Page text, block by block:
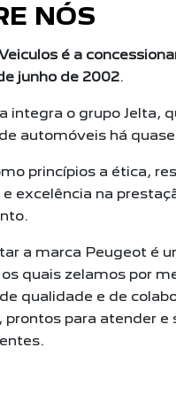
NÓS
é a
junho de 2002.
integra o grupo Jelta,
automóveis há
princípios a ética,
excelência na
a marca Peugeot é
quais zelamos por
qualidade e de
prontos para atender e